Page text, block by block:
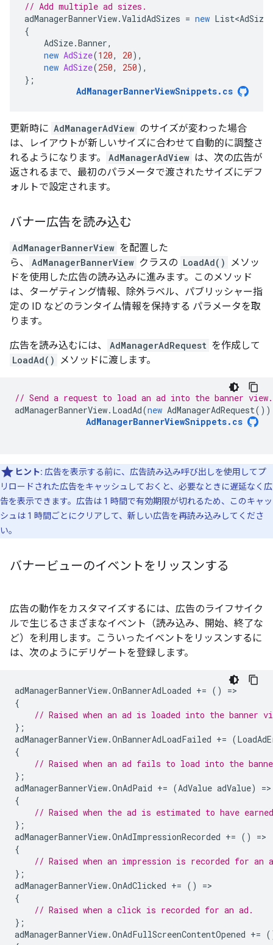
// Add multiple ad sizes.
adManagerBannerView.ValidAdSizes = new List<AdSize>
{
AdSize.Banner,
new AdSize(120, 20),
new AdSize(250, 250),
};
AdManagerBannerViewSnippets. cs
更新時に AdManagerAdView のサイズが変わった場合
は、レイアウトが新しいサイズに合わせて自動的に調整さ
れるようになります。
AdManagerAdView は、次の広告が
返されるまで、最初のパラメータで渡されたサイズにデフ
ォルトで設定されます。
バナー広告を読み込む
AdManagerBannerView を配置した
ら、
AdManagerBannerView クラスの LoadAd()
メソッ
ドを使用した広告の読み込みに進みます。このメソッド
は、ターゲティング情報、除外ラベル、パブリッシャー指
定の ID などのランタイム情報を保持する パラメータを取
ります。
広告を読み込むには、 AdManagerAdRequest を作成して
LoadAd()
メソッドに渡します。
// Send a request to load an ad into the banner view.
adManagerBannerView. LoadAd(new AdManagerAdRequest
AdManagerBannerViewSnippets. cs
ヒント: 広告を表示する前に、広告読み込み呼び出しを使用してプ
リロードされた広告をキャッシュしておくと、必要なときに遅延なく広
告を表示できます。広告は 1 時間で有効期限が切れるため、このキャッ
シュは 1 時間ごとにクリアして、新しい広告を再読み込みしてくださ
い。
バナービューのイベントをリッスンする
広告の動作をカスタマイズするには、広告のライフサイク
ルで生じるさまざまなイベント（読み込み、開始、終了な
ど）を利用します。こういったイベントをリッスンするに
は、次のようにデリゲートを登録します。
adManagerBannerView.OnBannerAdLoaded += () =
{
// Raised when an ad is loaded into the banner
};
adManagerBannerView.OnBannerAdLoadFailed += (
{
// Raised when an ad fails to load into the
};
adManagerBannerView.OnAdPaid += (AdValue adValue) =
{
// Raised when the ad is estimated to have
};
adManagerBannerView.OnAdImpressionRecorded += () =
{
// Raised when an impression is recorded for an
};
adManagerBannerView.OnAdClicked += () =
{
// Raised when a click is recorded for an ad.
};
adManagerBannerView.OnAdFullScreenContentOpened +=